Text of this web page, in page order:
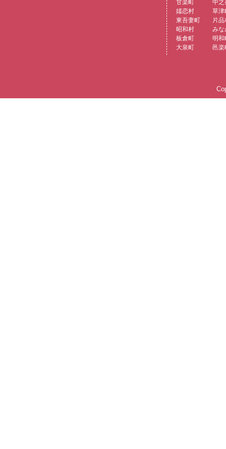
甘楽町
中之
嬬恋村
草津
東吾妻町
片品
昭和村
みな
板倉町
明和
大泉町
邑楽